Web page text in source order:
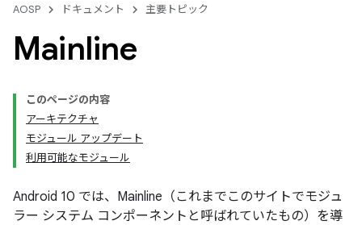
AOSP ドキュメント 主要トピック
Mainline
このページの内容
アーキテクチャ
モジュール アップデート
利用可能なモジュール
Android 10 では、Mainline（これまでこのサイトでモジュ
ラー システム コンポーネントと呼ばれていたもの）を導